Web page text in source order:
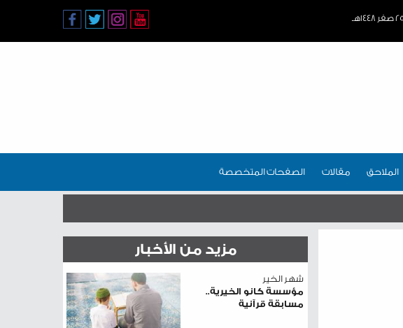
الملاحق مقالات الصفحات المتخصصة
مزيد من الأخبار
شهر الخير
مؤسسة كانو الخيرية..
مسابقة قرآنية